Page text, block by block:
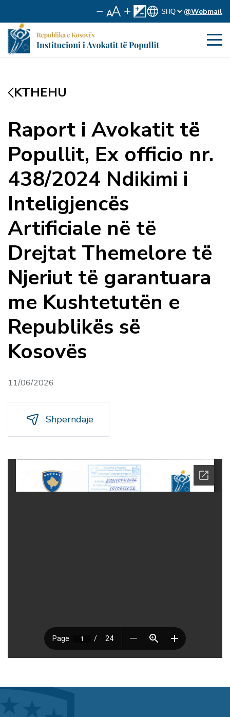
@Webmail
KTHEHU
Raport i Avokatit të
Popullit, Ex officio nr.
438/2024 Ndikimi i
Inteligjencës
Artificiale në të
Drejtat Themelore të
Njeriut të garantuara
me Kushtetutën e
Republikës së
Kosovës
11/06/2026
Shperndaje